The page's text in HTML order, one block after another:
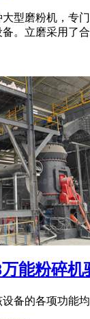
型磨粉机，专
备。立磨采用了
能粉碎机
备的各项功能